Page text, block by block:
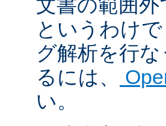
文書の範囲
というわけ
グ解析を行
るには、
い。